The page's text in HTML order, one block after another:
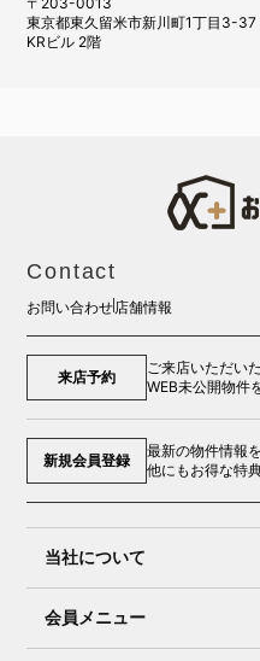
東京都東久留米市新川町1丁目3-37
KRビル 2階
Contact
お問い合わせ店舗情報
来店予約
ご来店いただい
WEB未公開物件
新規会員登録
最新の物件情報
他にもお得な特
当社について
会員メニュー